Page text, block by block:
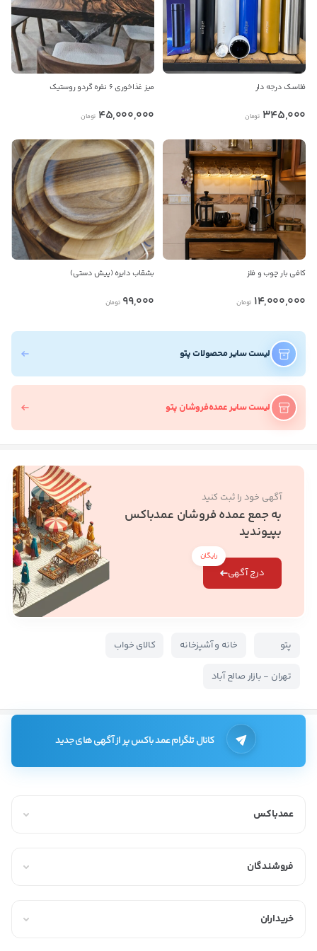
فلاسک درجه دار
345,000 تومان
میز غذاخوری ۶ نفره گردو روستیک
45,000,000 تومان
کافی بار چوب و فلز
14,000,000 تومان
بشقاب دایره (پیش دستی)
99,000 تومان
لیست سایر محصولات پتو
لیست سایر عمده‌فروشان پتو
آگهی خود را ثبت کنید
به جمع عمده فروشان عمدباکس
بپیوندید
درج آگهی
رایگان
پتو خانه و آشپزخانه کالای خواب
تهران - بازار صالح آباد
کانال تلگرام عمد باکس پر از آگهی های جدید
عمدباکس
فروشندگان
خریداران